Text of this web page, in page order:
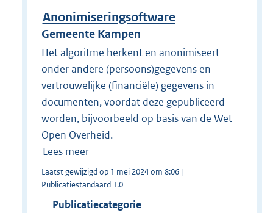
Anonimiseringsoftware
Gemeente Kampen
Het algoritme herkent en anonimiseert
onder andere (persoons)gegevens en
vertrouwelijke (financiële) gegevens in
documenten, voordat deze gepubliceerd
worden, bijvoorbeeld op basis van de Wet
Open Overheid.
Lees meer
Laatst gewijzigd op 1 mei 2024 om 8:06 |
Publicatiestandaard 1.0
Publicatiecategorie